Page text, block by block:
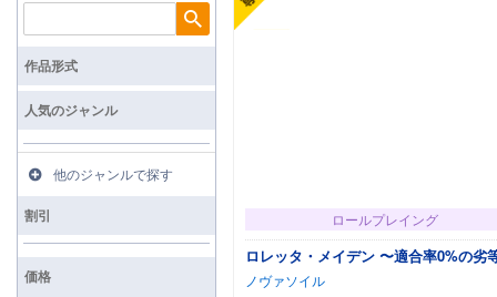
ロールプレイング
ロレッタ・メイデン 〜適合率0%の劣
ノヴァソイル
検索
作品形式
人気のジャンル
他のジャンルで探す
割引
価格